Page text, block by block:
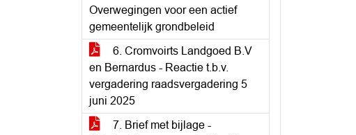
Overwegingen voor een actief
gemeentelijk grondbeleid
6. Cromvoirts Landgoed B.V
en Bernardus - Reactie t.b.v.
vergadering raadsvergadering 5
juni 2025
7. Brief met bijlage -